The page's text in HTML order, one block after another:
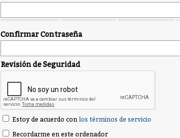
Confirmar Contraseña
Revisión de Seguridad
Estoy de acuerdo con los términos de servicio
Recordarme en este ordenador